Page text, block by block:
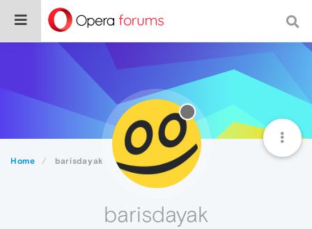
Home barisdayak
barisdayak